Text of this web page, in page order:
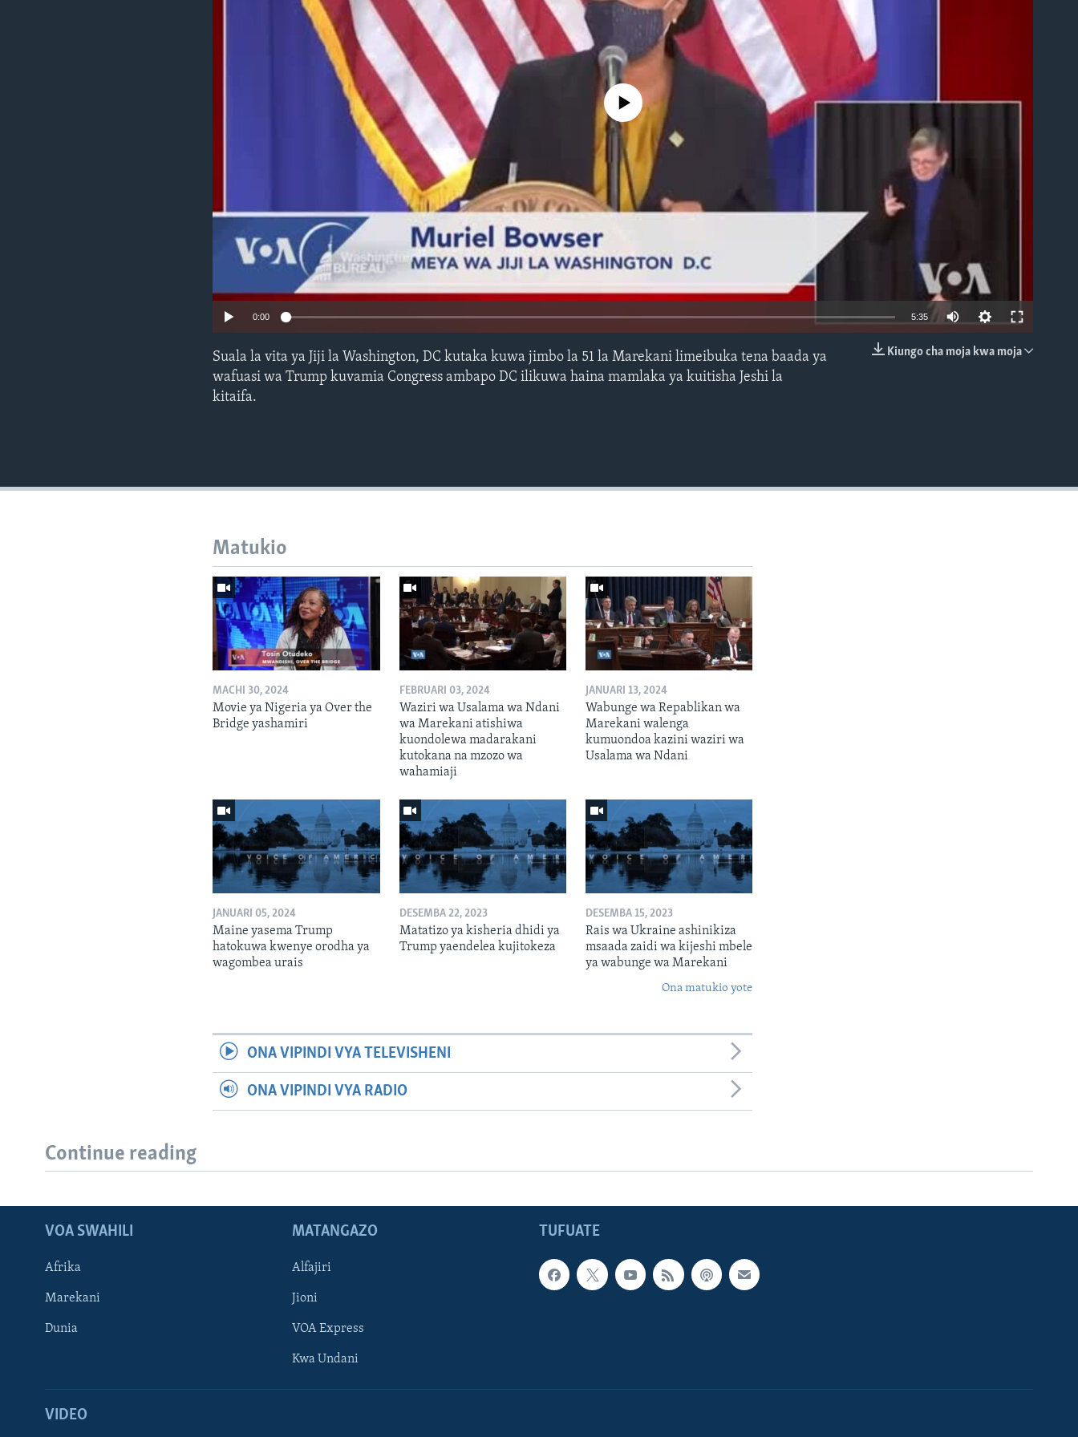
EMBED
No media source currently available
0:00 5:35
Kiungo cha moja kwa moja
Suala la vita ya Jiji la Washington, DC kutaka kuwa jimbo la 51 la Marekani limeibuka tena baada ya
wafuasi wa Trump kuvamia Congress ambapo DC ilikuwa haina mamlaka ya kuitisha Jeshi la
kitaifa.
Matukio
MACHI 30, 2024
Movie ya Nigeria ya Over the
Bridge yashamiri
FEBRUARI 03, 2024
Waziri wa Usalama wa Ndani
wa Marekani atishiwa
kuondolewa madarakani
kutokana na mzozo wa
wahamiaji
JANUARI 13, 2024
Wabunge wa Repablikan wa
Marekani walenga
kumuondoa kazini waziri wa
Usalama wa Ndani
JANUARI 05, 2024
Maine yasema Trump
hatokuwa kwenye orodha ya
wagombea urais
DESEMBA 22, 2023
Matatizo ya kisheria dhidi ya
Trump yaendelea kujitokeza
DESEMBA 15, 2023
Rais wa Ukraine ashinikiza
msaada zaidi wa kijeshi mbele
ya wabunge wa Marekani
Ona matukio yote
ONA VIPINDI VYA TELEVISHENI
ONA VIPINDI VYA RADIO
Continue reading
TUFUATE
VOA SWAHILI
Afrika
Marekani
Dunia
MATANGAZO
Alfajiri
Jioni
VOA Express
Kwa Undani
VIDEO